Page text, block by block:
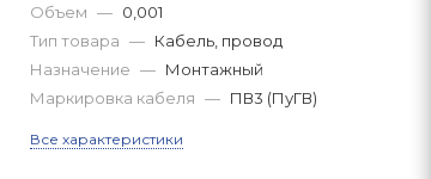
Объем — 0,001
Тип товара — Кабель, провод
Назначение — Монтажный
Маркировка кабеля — ПВ3 (ПуГВ)
Все характеристики